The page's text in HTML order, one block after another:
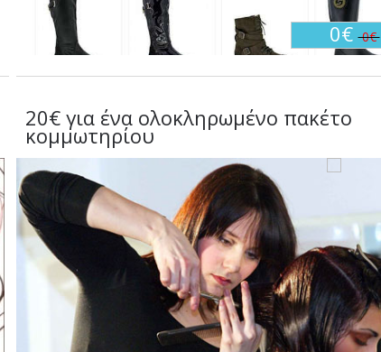
0€0€
20€ για ένα ολοκληρωμένο πακέτο
κομμωτηρίου